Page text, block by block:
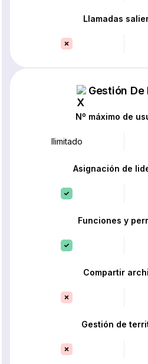
Llamadas
Gestión De
Nº máximo de
Ilimitado
Asignación de
Funciones y
Compartir
Gestión de